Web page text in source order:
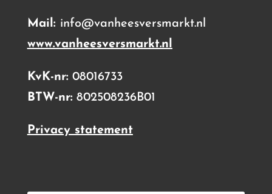
Mail: info@vanheesversmarkt.nl
www.vanheesversmarkt.nl
KvK-nr: 08016733
BTW-nr: 802508236B01
Privacy statement